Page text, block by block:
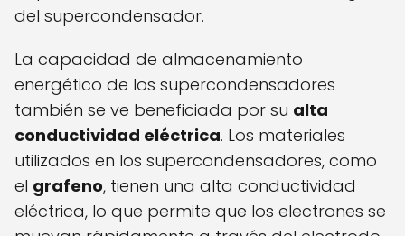
del supercondensador.
La capacidad de almacenamiento
energético de los supercondensadores
también se ve beneficiada por su alta
conductividad eléctrica. Los materiales
utilizados en los supercondensadores, como
el grafeno, tienen una alta conductividad
eléctrica, lo que permite que los electrones se